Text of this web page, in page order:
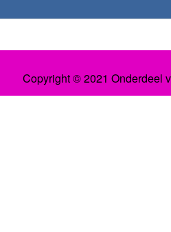
Copyright © 2021 Onderdeel